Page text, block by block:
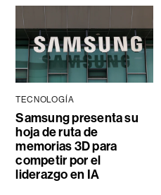
TECNOLOGÍA
Samsung presenta su
hoja de ruta de
memorias 3D para
competir por el
liderazgo en IA